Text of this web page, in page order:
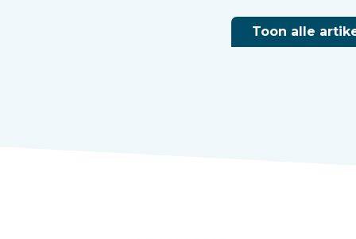
Toon alle